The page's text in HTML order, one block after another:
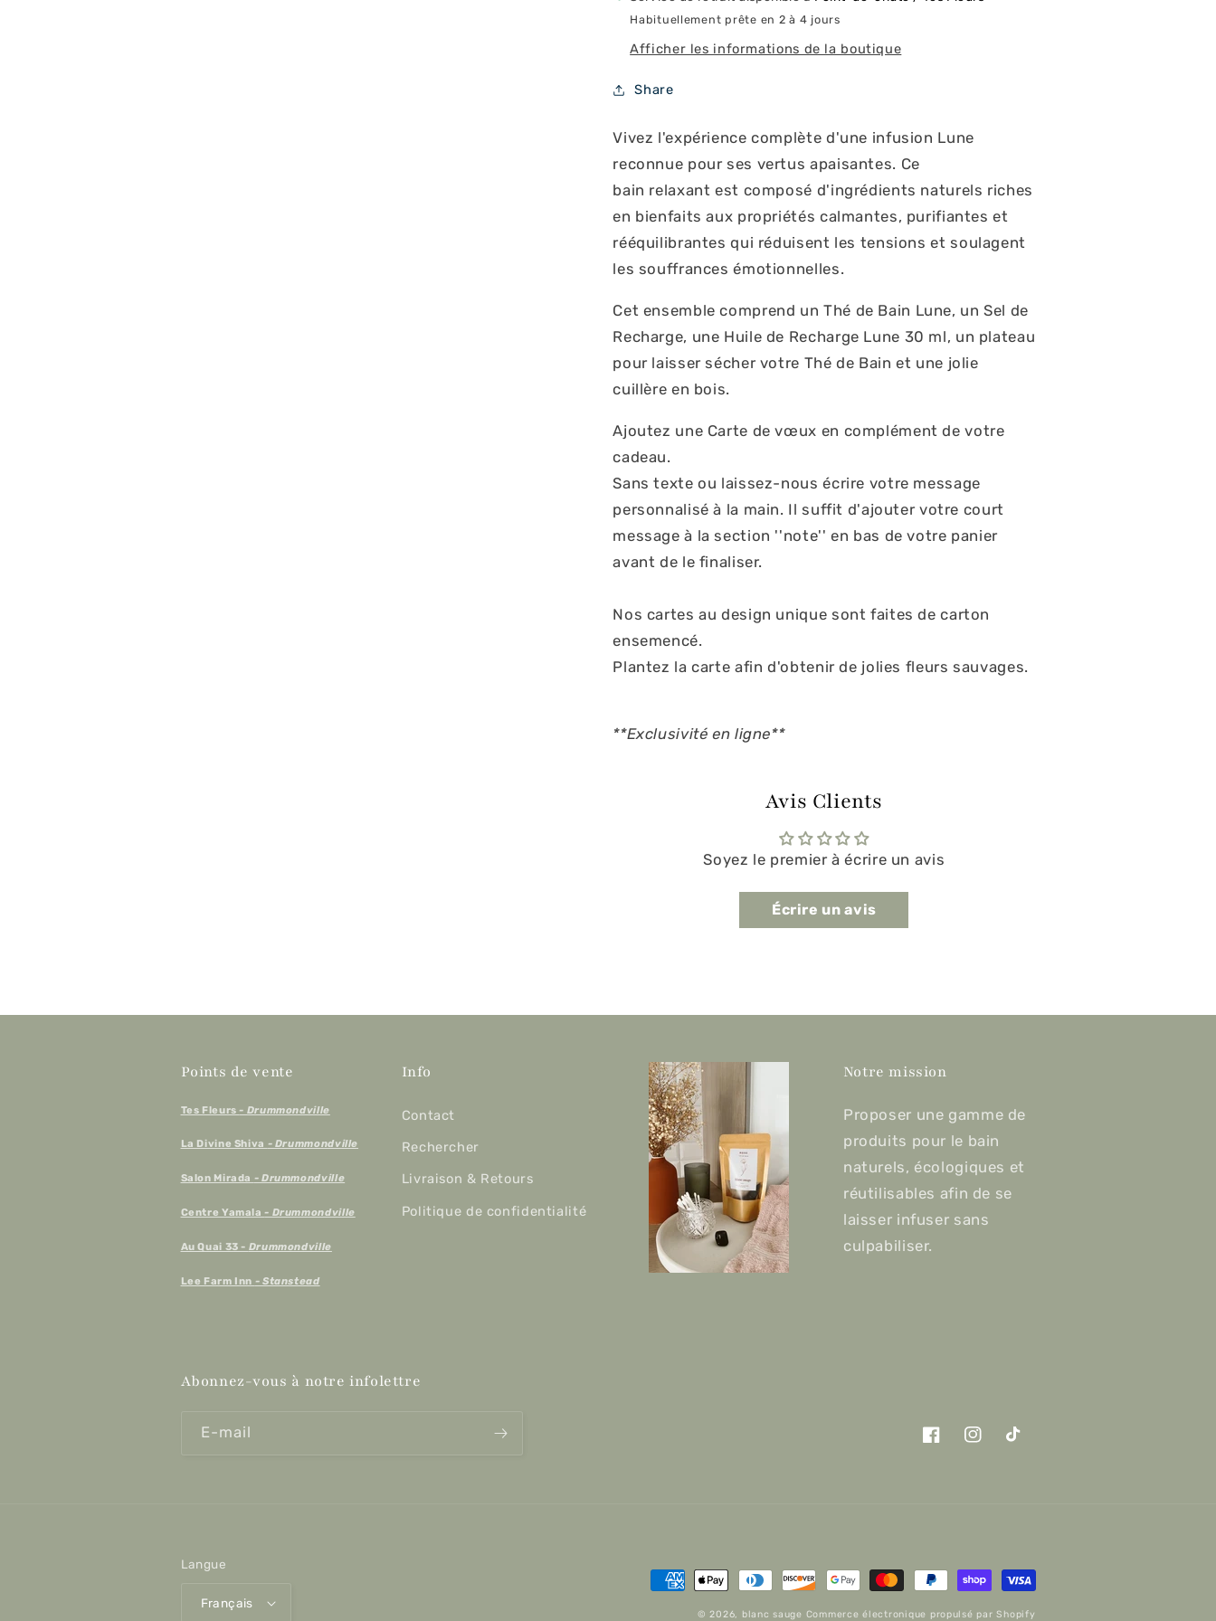
Habituellement prête en 2 à 4 jours
Afficher les informations de la boutique
Share
Vivez l'expérience complète d'une infusion Lune
reconnue pour ses vertusapaisantes. Ce
bain relaxantest composé d'ingrédients naturels riches
en bienfaits aux propriétés calmantes, purifianteset
rééquilibrantesqui réduisent les tensions et soulagent
les souffrances émotionnelles.
Cet ensemble comprend un Thé de Bain Lune, un Sel de
Recharge, une Huile de Recharge Lune 30 ml, un plateau
pour laisser sécher votre Thé de Bain et une jolie
cuillère en bois.
Ajoutez une Carte de vœux en complément de votre
cadeau.
Sans texte ou laissez-nous écrire votre message
personnalisé à la main. Il suffit d'ajouter votre court
message à la section ''note'' en bas de votre panier
avant de le finaliser.
Nos cartes au design unique sont faites de carton
ensemencé.
Plantez la carte afin d'obtenir de jolies fleurs sauvages.
**Exclusivité en ligne**
Avis Clients
Soyez le premier à écrire un avis
Écrire un avis
Points de vente
Tes Fleurs- Drummondville
La Divine Shiva - Drummondville
Salon Mirada - Drummondville
Centre Yamala- Drummondville
Au Quai 33 - Drummondville
Lee Farm Inn - Stanstead
Info
Contact
Rechercher
Livraison & Retours
Politique de confidentialité
Notre mission
Proposer une gamme de
produits pour le bain
naturels, écologiques et
réutilisables afin de se
laisser infuser sans
culpabiliser.
Abonnez-vous à notre infolettre
E-mail
FacebookInstagramTikTok
Langue
Français
Moyens
© 2026, blanc sauge Commerce électronique propulsé par Shopify